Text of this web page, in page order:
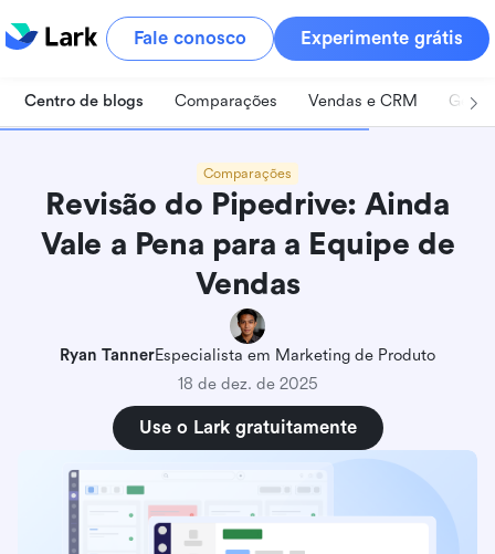
Fale conosco Experimente grátis
Centro de blogs Comparações Vendas e CRM
Comparações
Revisão do Pipedrive: Ainda
Vale a Pena para a Equipe de
Vendas
Ryan TannerEspecialista em Marketing de Produto
18 de dez. de 2025
Use o Lark gratuitamente